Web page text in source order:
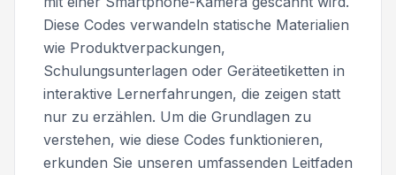
Diese Codes verwandeln statische Materialien
wie Produktverpackungen,
Schulungsunterlagen oder Geräteetiketten in
interaktive Lernerfahrungen, die zeigen statt
nur zu erzählen. Um die Grundlagen zu
verstehen, wie diese Codes funktionieren,
erkunden Sie unseren umfassenden Leitfaden